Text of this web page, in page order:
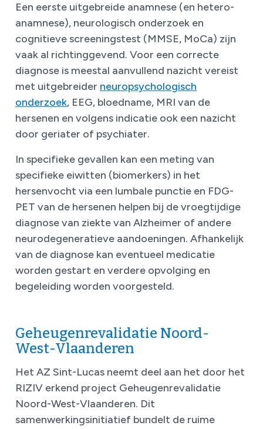
Een eerste uitgebreide anamnese (en hetero-
anamnese), neurologisch onderzoek en
cognitieve screeningstest (MMSE, MoCa) zijn
vaak al richtinggevend. Voor een correcte
diagnose is meestal aanvullend nazicht vereist
met uitgebreider neuropsychologisch
onderzoek, EEG, bloedname, MRI van de
hersenen en volgens indicatie ook een nazicht
door geriater of psychiater.
In specifieke gevallen kan een meting van
specifieke eiwitten (biomerkers) in het
hersenvocht via een lumbale punctie en FDG-
PET van de hersenen helpen bij de vroegtijdige
diagnose van ziekte van Alzheimer of andere
neurodegeneratieve aandoeningen. Afhankelijk
van de diagnose kan eventueel medicatie
worden gestart en verdere opvolging en
begeleiding worden voorgesteld.
Geheugenrevalidatie Noord-
West-Vlaanderen
Het AZ Sint-Lucas neemt deel aan het door het
RIZIV erkend project Geheugenrevalidatie
Noord-West-Vlaanderen. Dit
samenwerkingsinitiatief bundelt de ruime